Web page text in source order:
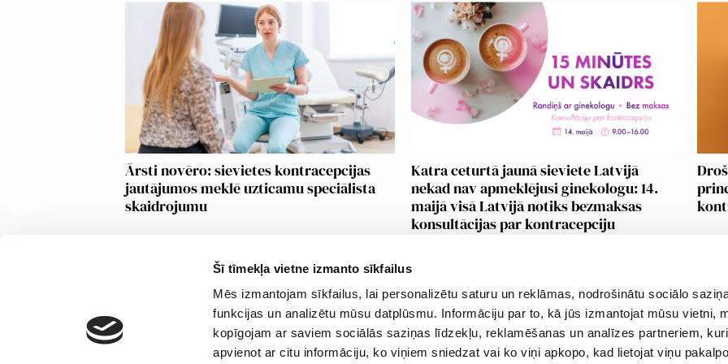
Šī tīmekļa vietne izmanto sīkfailus
Mēs izmantojam sīkfailus, lai personalizētu saturu un reklāmas, nodrošinātu sociālo
funkcijas un analizētu mūsu datplūsmu. Informāciju par to, kā jūs izmantojat mūsu vietni,
kopīgojam ar saviem sociālās saziņas līdzekļu, reklamēšanas un analīzes partneriem,
apvienot ar citu informāciju, ko viņiem sniedzat vai ko viņi apkopo, kad lietojat viņu
Ārsti novēro: sievietes kontracepcijas
jautājumos meklē uzticamu speciālista
skaidrojumu
Katra ceturtā jaunā sieviete Latvijā
nekad nav apmeklējusi ginekologu: 14.
maijā visā Latvijā notiks bezmaksas
konsultācijas par kontracepciju
Privātuma politika
Sīkdatņu izmantošana
Par mums
Lietošanas noteikumi